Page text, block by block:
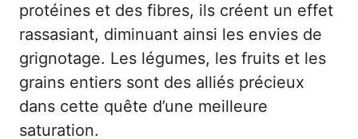
protéines et des fibres, ils créent un effet
rassasiant, diminuant ainsi les envies de
grignotage. Les légumes, les fruits et les
grains entiers sont des alliés précieux
dans cette quête d’une meilleure
saturation.